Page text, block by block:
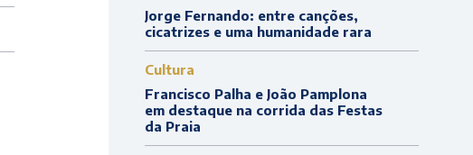
Jorge Fernando: entre canções,
cicatrizes e uma humanidade rara
Cultura
Francisco Palha e João Pamplona
em destaque na corrida das Festas
da Praia